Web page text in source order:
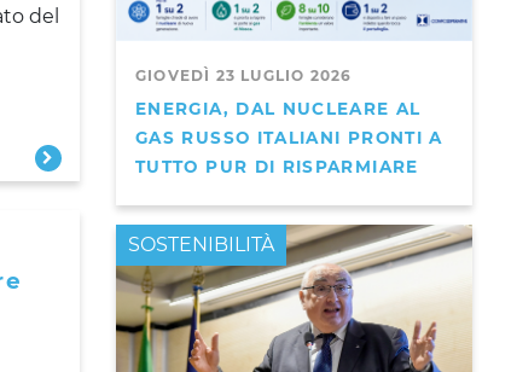
del
GIOVEDÌ 23 LUGLIO 2026
ENERGIA, DAL NUCLEARE AL
GAS RUSSO ITALIANI PRONTI A
TUTTO PUR DI RISPARMIARE
PRIMO PIANO
SOSTENIBILITÀ